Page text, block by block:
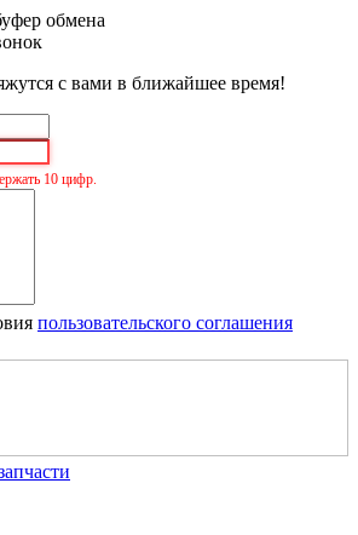
обмена
с вами в ближайшее время!
10 цифр.
пользовательского соглашения